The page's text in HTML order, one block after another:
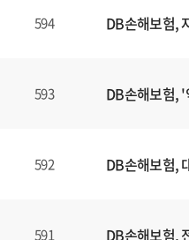
594 DB손해보험,
593 DB손해보험,
592 DB손해보험,
591 DB손해보험,